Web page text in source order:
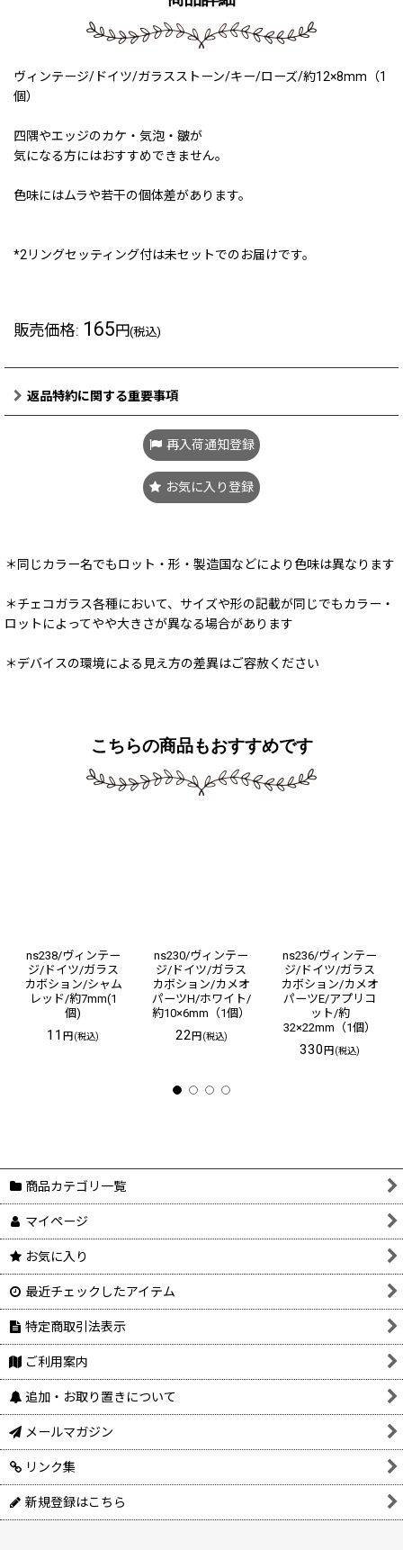
ヴィンテージ/ドイツ/ガラスストーン/キー/ローズ/約12×8mm（1
個）
四隅やエッジのカケ・気泡・皺が
気になる方にはおすすめできません。
色味にはムラや若干の個体差があります。
*2リングセッティング付は未セットでのお届けです。
販売価格: 165円(税込)
返品特約に関する重要事項
再入荷通知登録
お気に入り登録
＊同じカラー名でもロット・形・製造国などにより色味は異なります
＊チェコガラス各種において、サイズや形の記載が同じでもカラー・
ロットによってやや大きさが異なる場合があります
＊デバイスの環境による見え方の差異はご容赦ください
こちらの商品もおすすめです
ns238/ヴィンテー
ジ/ドイツ/ガラス
カボション/シャム
レッド/約7mm(1
個)
11円(税込)
ns230/ヴィンテー
ジ/ドイツ/ガラス
カボション/カメオ
パーツH/ホワイト/
約10×6mm（1個）
22円(税込)
ns236/ヴィンテー
ジ/ドイツ/ガラス
カボション/カメオ
パーツE/アプリコ
ット/約
32×22mm（1個）
330円(税込)
商品カテゴリ一覧
マイページ
お気に入り
最近チェックしたアイテム
特定商取引法表示
ご利用案内
追加・お取り置きについて
メールマガジン
リンク集
新規登録はこちら